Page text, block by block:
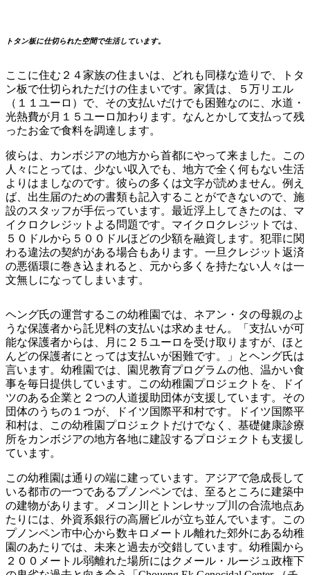
トタン板に仕切られた空間で生活しています。
ここに住む２４家族の住まいは、どれも同様な造りで、トタ
ン板で仕切られただけの住まいです。家賃は、５万リエル
（１１ユーロ）で、その支払いだけでも困難なのに、水道・
光熱費が月１５ユーロ加わります。なんとかして支払って残
ったお金で食料を調達します。
彼らは、カンボジアの地方から首都にやって来ました。この
人々にとっては、少ない収入でも、地方で全く何もない生活
よりはましなのです。彼らの多くは文字が読めません。例え
ば、出生届のための書類も記入することができないので、施
設のスタッフが手伝っています。最近浮上してきたのは、マ
イクロクレジットよる問題です。マイクロクレジットでは、
５０ドルから５００ドルほどの少額を融資します。犯罪に関
わる違法の契約がある場合もあります。一旦クレジット返済
の悪循環に巻き込まれると、元から多くを持たない人々は一
文無しになってしまいます。
ヘング氏の運営するこの幼稚園では、ネアン・タの母親のよ
うな保護者から託児料の支払いは求めません。「支払いが可
能な保護者からは、月に２５ユーロを受け取りますが、ほと
んどの保護者にとっては支払いが困難です。」とヘング氏は
言います。幼稚園では、園児教育プログラムの他、温かい食
事を毎日提供しています。この幼稚園プロジェクトを、ドイ
ツのある企業と２つの人道援助団体が支援しています。その
団体のうちの１つが、ドイツ国際平和村です。ドイツ国際平
和村は、この幼稚園プロジェクトだけでなく、基礎健康診療
所をカンボジアの地方各地に建設するプロジェクトも支援し
ています。
この幼稚園は通りの端に建っています。アジアで急成長して
いる都市の一つであるプノンペンでは、至るところに建築中
の建物があります。メコン川とトンレサップ川の合流地点あ
たりには、外資系銀行の高層ビルが立ち並んでいます。この
プノンペン市中心から数キロメートル離れた郊外にある幼稚
園のあたりでは、未来と過去が交錯しています。幼稚園から
２００メートル弱離れた場所にはクメール・ルージュ政権下